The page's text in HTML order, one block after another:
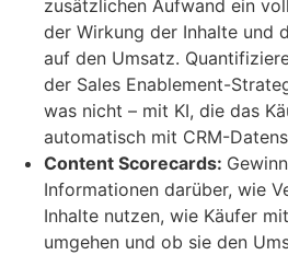
zusätzlichen Aufwand ein
der Wirkung der Inhalte und
auf den Umsatz.
der Sales Enablement-
was nicht – mit KI, die das
automatisch mit CRM-
Content Scorecards:
Informationen darüber, wie
Inhalte nutzen, wie Käufer
umgehen und ob sie den